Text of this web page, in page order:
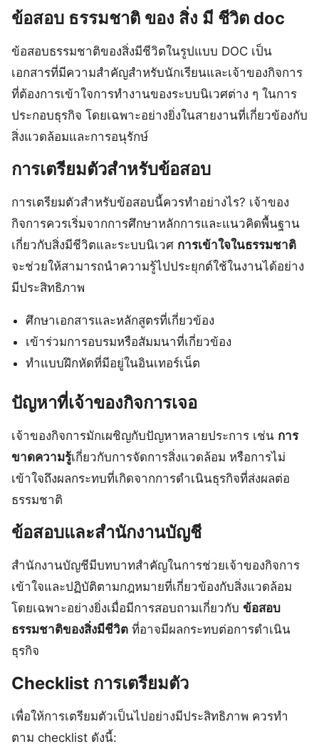
ข้อสอบ ธรรมชาติ ของ สิ่ง มี ชีวิต doc
ข้อสอบธรรมชาติของสิ่งมีชีวิตในรูปแบบ DOC เป็น
เอกสารที่มีความสำคัญสำหรับนักเรียนและเจ้าของกิจการ
ที่ต้องการเข้าใจการทำงานของระบบนิเวศต่าง ๆ ในการ
ประกอบธุรกิจ โดยเฉพาะอย่างยิ่งในสายงานที่เกี่ยวข้องกับ
สิ่งแวดล้อมและการอนุรักษ์
การเตรียมตัวสำหรับข้อสอบ
การเตรียมตัวสำหรับข้อสอบนี้ควรทำอย่างไร? เจ้าของ
กิจการควรเริ่มจากการศึกษาหลักการและแนวคิดพื้นฐาน
เกี่ยวกับสิ่งมีชีวิตและระบบนิเวศ การเข้าใจในธรรมชาติ
จะช่วยให้สามารถนำความรู้ไปประยุกต์ใช้ในงานได้อย่าง
มีประสิทธิภาพ
ศึกษาเอกสารและหลักสูตรที่เกี่ยวข้อง
เข้าร่วมการอบรมหรือสัมมนาที่เกี่ยวข้อง
ทำแบบฝึกหัดที่มีอยู่ในอินเทอร์เน็ต
ปัญหาที่เจ้าของกิจการเจอ
เจ้าของกิจการมักเผชิญกับปัญหาหลายประการ เช่น การ
ขาดความรู้เกี่ยวกับการจัดการสิ่งแวดล้อม หรือการไม่
เข้าใจถึงผลกระทบที่เกิดจากการดำเนินธุรกิจที่ส่งผลต่อ
ธรรมชาติ
ข้อสอบและสำนักงานบัญชี
สำนักงานบัญชีมีบทบาทสำคัญในการช่วยเจ้าของกิจการ
เข้าใจและปฏิบัติตามกฎหมายที่เกี่ยวข้องกับสิ่งแวดล้อม
โดยเฉพาะอย่างยิ่งเมื่อมีการสอบถามเกี่ยวกับ ข้อสอบ
ธรรมชาติของสิ่งมีชีวิต ที่อาจมีผลกระทบต่อการดำเนิน
ธุรกิจ
Checklist การเตรียมตัว
เพื่อให้การเตรียมตัวเป็นไปอย่างมีประสิทธิภาพ ควรทำ
ตาม checklist ดังนี้: